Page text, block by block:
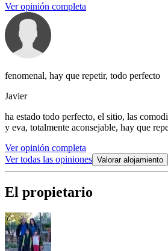
Ver opinión completa
fenomenal, hay que repetir, todo perfecto
Javier
ha estado todo perfecto, el sitio, las
y eva, totalmente aconsejable, hay que
Ver opinión completa
Ver todas las opiniones Valorar alojamiento
El propietario